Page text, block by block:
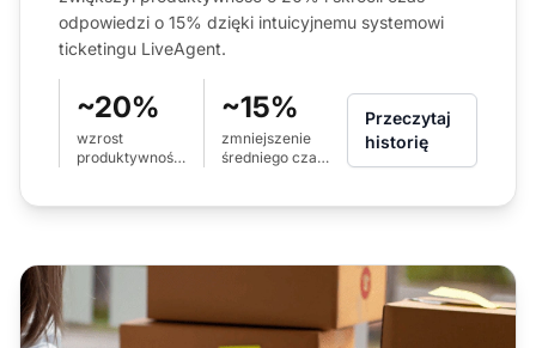
odpowiedzi o 15% dzięki intuicyjnemu systemowi
ticketingu LiveAgent.
~20%
wzrost
produktywności
~15%
zmniejszenie
średniego czasu
Przeczytaj
historię